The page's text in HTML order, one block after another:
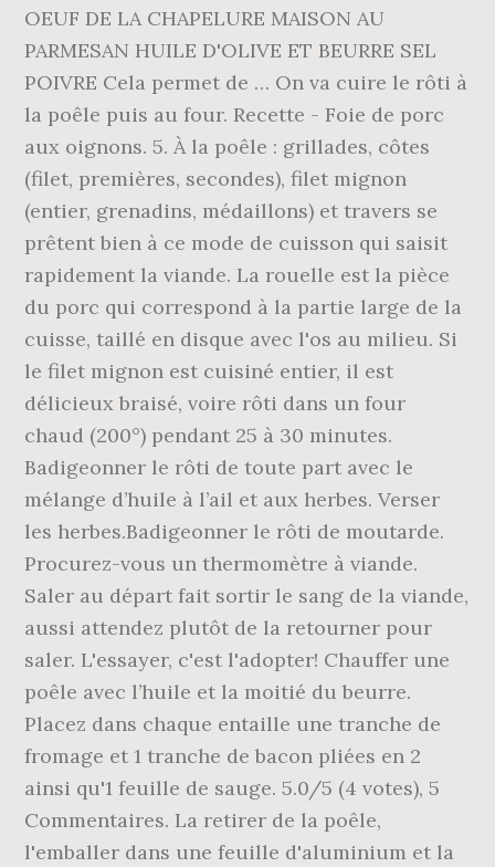
OEUF DE LA CHAPELURE MAISON AU
PARMESAN HUILE D'OLIVE ET BEURRE SEL
POIVRE Cela permet de … On va cuire le rôti à
la poêle puis au four. Recette - Foie de porc
aux oignons. 5. À la poêle : grillades, côtes
(filet, premières, secondes), filet mignon
(entier, grenadins, médaillons) et travers se
prêtent bien à ce mode de cuisson qui saisit
rapidement la viande. La rouelle est la pièce
du porc qui correspond à la partie large de la
cuisse, taillé en disque avec l'os au milieu. Si
le filet mignon est cuisiné entier, il est
délicieux braisé, voire rôti dans un four
chaud (200°) pendant 25 à 30 minutes.
Badigeonner le rôti de toute part avec le
mélange d’huile à l’ail et aux herbes. Verser
les herbes.Badigeonner le rôti de moutarde.
Procurez-vous un thermomètre à viande.
Saler au départ fait sortir le sang de la viande,
aussi attendez plutôt de la retourner pour
saler. L'essayer, c'est l'adopter! Chauffer une
poêle avec l’huile et la moitié du beurre.
Placez dans chaque entaille une tranche de
fromage et 1 tranche de bacon pliées en 2
ainsi qu'1 feuille de sauge. 5.0/5 (4 votes), 5
Commentaires. La retirer de la poêle,
l'emballer dans une feuille d'aluminium et la